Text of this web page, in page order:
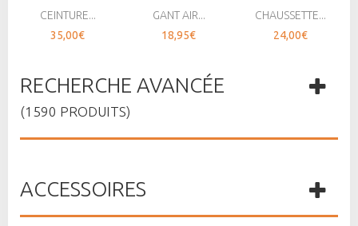
CEINTURE...
35,00€
GANT AIR...
18,95€
CHAUSSETTE...
24,00€
RECHERCHE AVANCÉE
(1590 PRODUITS)
ACCESSOIRES